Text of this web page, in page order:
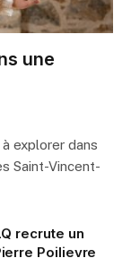
une
explorer dans
Saint-Vincent-
recrute un
Poilievre